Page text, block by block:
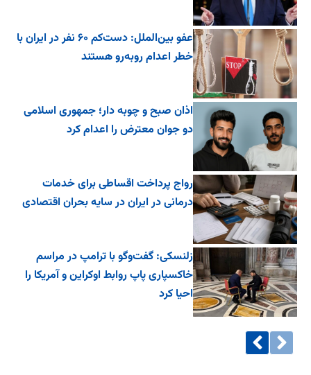
عفو بین‌الملل: دست‌کم ۶۰ نفر در ایران با
خطر اعدام روبه‌رو هستند
اذان صبح و چوبه دار؛ جمهوری اسلامی
دو جوان معترض را اعدام کرد
رواج پرداخت اقساطی برای خدمات
درمانی در ایران در سایه بحران اقتصادی
زلنسکی: گفت‌وگو با ترامپ در مراسم
خاکسپاری پاپ روابط اوکراین و آمریکا را
احیا کرد